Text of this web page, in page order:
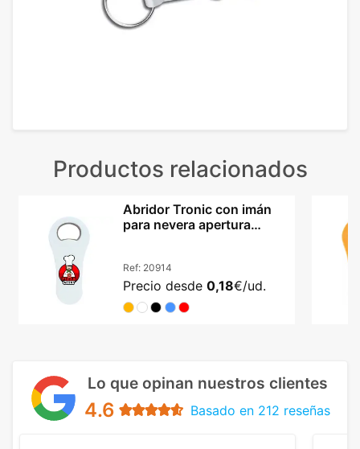
Productos relacionados
Abridor Tronic con imán
para nevera apertura
Ref: 20914
Precio desde 0,18€/ud.
Lo que opinan nuestros clientes
4.6 Basado en 212 reseñas